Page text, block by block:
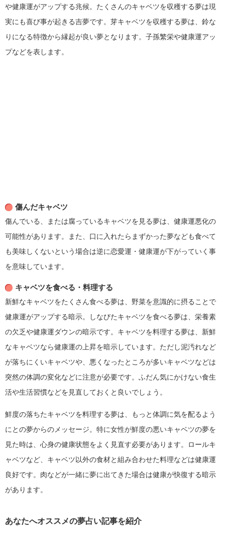
や健康運がアップする兆候。たくさんのキャベツを収穫する夢は現
実にも喜び事が起きる吉夢です。芽キャベツを収穫する夢は、鈴な
りになる特徴から縁起が良い夢となります。子孫繁栄や健康運アッ
プなどを表します。
傷んだキャベツ
傷んでいる、または腐っているキャベツを見る夢は、健康運悪化の
可能性があります。また、口に入れたらまずかった夢なども食べて
も美味しくないという場合は逆に恋愛運・健康運が下がっていく事
を意味しています。
キャベツを食べる・料理する
新鮮なキャベツをたくさん食べる夢は、野菜を意識的に摂ることで
健康運がアップする暗示。しなびたキャベツを食べる夢は、栄養素
の欠乏や健康運ダウンの暗示です。キャベツを料理する夢は、新鮮
なキャベツなら健康運の上昇を暗示しています。ただし泥汚れなど
が落ちにくいキャベツや、悪くなったところが多いキャベツなどは
突然の体調の変化などに注意が必要です。ふだん気にかけない食生
活や生活習慣などを見直しておくと良いでしょう。
鮮度の落ちたキャベツを料理する夢は、もっと体調に気を配るよう
にとの夢からのメッセージ。特に女性が鮮度の悪いキャベツの夢を
見た時は、心身の健康状態をよく見直す必要があります。ロールキ
ャベツなど、キャベツ以外の食材と組み合わせた料理などは健康運
良好です。肉などが一緒に夢に出てきた場合は健康が快復する暗示
があります。
あなたへオススメの夢占い記事を紹介